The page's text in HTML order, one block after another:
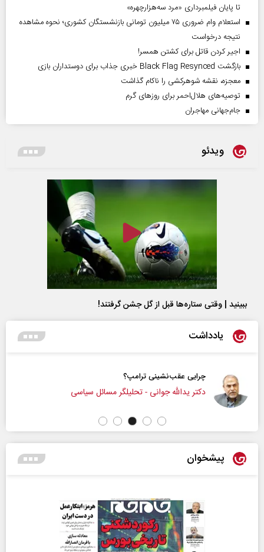
تا پایان فیلمبرداری «مرد سه‌هزارچهره»
استعلام وام ضروری ۷۵ میلیون تومانی بازنشستگان کشوری؛ نحوه مشاهده
نتیجه درخواست
اجیر کردن قاتل برای کشتن همسر!
بازگشت Black Flag Resynced خبری جذاب برای دوستداران بازی
معجزه، نقشه شوهرکشی را ناکام گذاشت
توصیه‌های هلال‌احمر برای روز‌های گرم
جام‌جهانی مهاجران
ویدئو
ببینید | وقتی ستاره‌ها قبل از گل جشن گرفتند!
یادداشت
چرایی عقب‌نشینی ترامپ؟
دکتر یدالله جوانی - تحلیلگر مسائل سیاسی
پیشخوان